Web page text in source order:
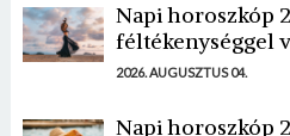
Napi horoszkóp
féltékenységgel
2026. AUGUSZTUS 04.
Napi horoszkóp